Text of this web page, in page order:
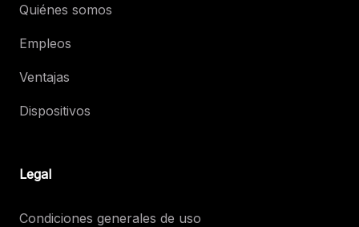
Quiénes somos
Empleos
Ventajas
Dispositivos
Legal
Condiciones generales de uso